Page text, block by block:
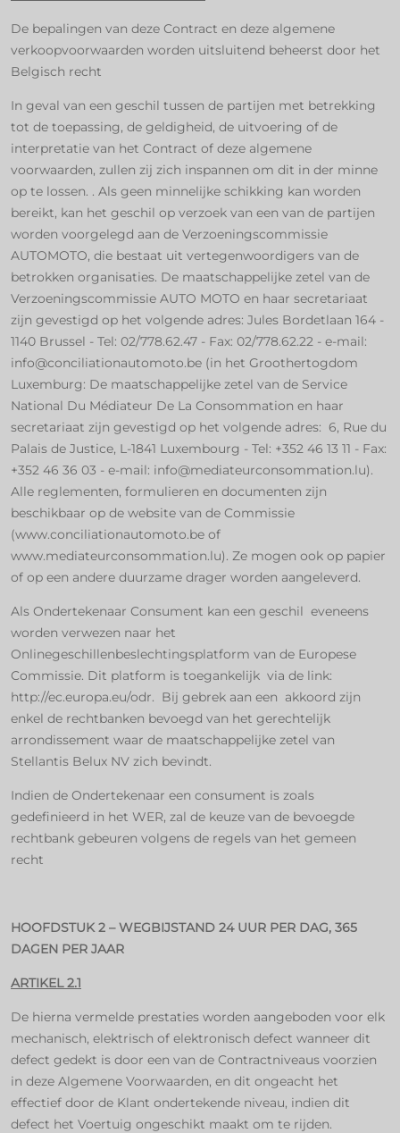
De bepalingen van deze Contract en deze algemene
verkoopvoorwaarden worden uitsluitend beheerst door het
Belgisch recht
In geval van een geschil tussen de partijen met betrekking
tot de toepassing, de geldigheid, de uitvoering of de
interpretatie van het Contract of deze algemene
voorwaarden, zullen zij zich inspannen om dit in der minne
op te lossen. . Als geen minnelijke schikking kan worden
bereikt, kan het geschil op verzoek van een van de partijen
worden voorgelegd aan de Verzoeningscommissie
AUTOMOTO, die bestaat uit vertegenwoordigers van de
betrokken organisaties. De maatschappelijke zetel van de
Verzoeningscommissie AUTO MOTO en haar secretariaat
zijn gevestigd op het volgende adres: Jules Bordetlaan 164 -
1140 Brussel - Tel: 02/778.62.47 - Fax: 02/778.62.22 - e-mail:
info@conciliationautomoto.be (in het Groothertogdom
Luxemburg: De maatschappelijke zetel van de Service
National Du Médiateur De La Consommation en haar
secretariaat zijn gevestigd op het volgende adres: 6, Rue du
Palais de Justice, L-1841 Luxembourg - Tel: +352 46 13 11 - Fax:
+352 46 36 03 - e-mail: info@mediateurconsommation.lu).
Alle reglementen, formulieren en documenten zijn
beschikbaar op de website van de Commissie
(www.conciliationautomoto.be of
www.mediateurconsommation.lu). Ze mogen ook op papier
of op een andere duurzame drager worden aangeleverd.
Als Ondertekenaar Consument kan een geschil eveneens
worden verwezen naar het
Onlinegeschillenbeslechtingsplatform van de Europese
Commissie. Dit platform is toegankelijk via de link:
http://ec.europa.eu/odr. Bij gebrek aan een akkoord zijn
enkel de rechtbanken bevoegd van het gerechtelijk
arrondissement waar de maatschappelijke zetel van
Stellantis Belux NV zich bevindt.
Indien de Ondertekenaar een consument is zoals
gedefinieerd in het WER, zal de keuze van de bevoegde
rechtbank gebeuren volgens de regels van het gemeen
recht
HOOFDSTUK 2 – WEGBIJSTAND 24 UUR PER DAG, 365
DAGEN PER JAAR
ARTIKEL 2.1
De hierna vermelde prestaties worden aangeboden voor elk
mechanisch, elektrisch of elektronisch defect wanneer dit
defect gedekt is door een van de Contractniveaus voorzien
in deze Algemene Voorwaarden, en dit ongeacht het
effectief door de Klant ondertekende niveau, indien dit
defect het Voertuig ongeschikt maakt om te rijden.